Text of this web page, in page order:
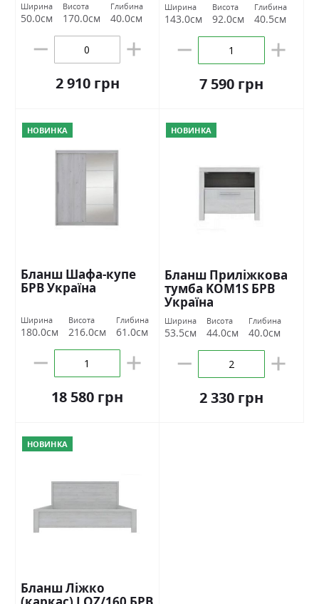
Ширина
50.0см
Висота
170.0см
Глибина
40.0см
2 910 грн
Ширина
143.0см
Висота
92.0см
Глибина
40.5см
7 590 грн
НОВИНКА
Бланш Шафа-купе
БРВ Україна
Ширина
180.0см
Висота
216.0см
Глибина
61.0см
18 580 грн
НОВИНКА
Бланш Приліжкова
тумба KOM1S БРВ
Україна
Ширина
53.5см
Висота
44.0см
Глибина
40.0см
2 330 грн
НОВИНКА
Бланш Ліжко